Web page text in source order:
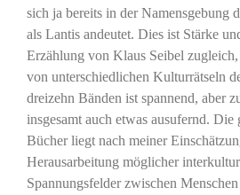
sich ja bereits in der Namensgebung
als Lantis andeutet. Dies ist Stärke
Erzählung von Klaus Seibel
von unterschiedlichen Kulturrätseln
dreizehn Bänden ist spannend, aber
insgesamt auch etwas ausufernd. Die
Bücher liegt nach meiner
Herausarbeitung möglicher
Spannungsfelder zwischen